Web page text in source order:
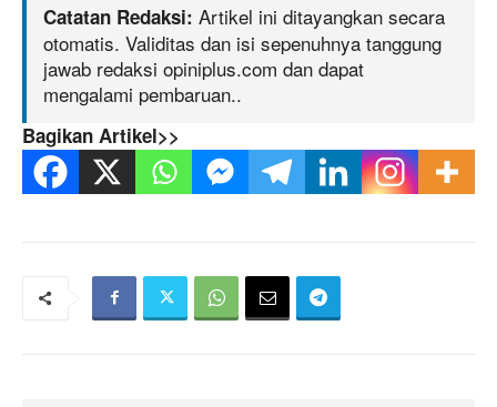
Catatan Redaksi: Artikel ini ditayangkan secara
otomatis. Validitas dan isi sepenuhnya tanggung
jawab redaksi opiniplus.com dan dapat
mengalami pembaruan..
Bagikan Artikel>>